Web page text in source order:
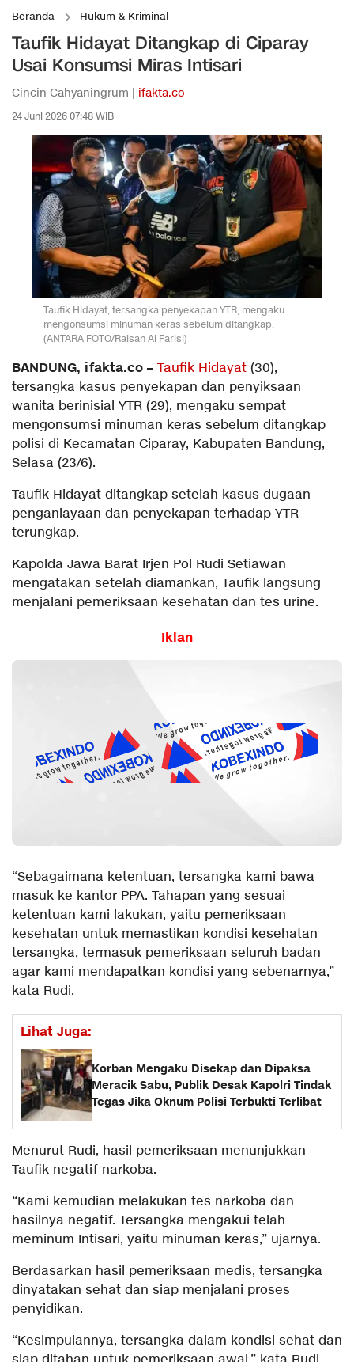
Beranda Hukum & Kriminal
Taufik Hidayat Ditangkap di Ciparay
Usai Konsumsi Miras Intisari
Cincin Cahyaningrum | ifakta.co
24 Juni 2026 07:48 WIB
Taufik Hidayat, tersangka penyekapan YTR, mengaku
mengonsumsi minuman keras sebelum ditangkap.
(ANTARA FOTO/Raisan Al Farisi)
BANDUNG, ifakta.co – Taufik Hidayat (30),
tersangka kasus penyekapan dan penyiksaan
wanita berinisial YTR (29), mengaku sempat
mengonsumsi minuman keras sebelum ditangkap
polisi di Kecamatan Ciparay, Kabupaten Bandung,
Selasa (23/6).
Taufik Hidayat ditangkap setelah kasus dugaan
penganiayaan dan penyekapan terhadap YTR
terungkap.
Kapolda Jawa Barat Irjen Pol Rudi Setiawan
mengatakan setelah diamankan, Taufik langsung
menjalani pemeriksaan kesehatan dan tes urine.
Iklan
“Sebagaimana ketentuan, tersangka kami bawa
masuk ke kantor PPA. Tahapan yang sesuai
ketentuan kami lakukan, yaitu pemeriksaan
kesehatan untuk memastikan kondisi kesehatan
tersangka, termasuk pemeriksaan seluruh badan
agar kami mendapatkan kondisi yang sebenarnya,”
kata Rudi.
Lihat Juga:
Korban Mengaku Disekap dan Dipaksa
Meracik Sabu, Publik Desak Kapolri Tindak
Tegas Jika Oknum Polisi Terbukti Terlibat
Menurut Rudi, hasil pemeriksaan menunjukkan
Taufik negatif narkoba.
“Kami kemudian melakukan tes narkoba dan
hasilnya negatif. Tersangka mengakui telah
meminum Intisari, yaitu minuman keras,” ujarnya.
Berdasarkan hasil pemeriksaan medis, tersangka
dinyatakan sehat dan siap menjalani proses
penyidikan.
“Kesimpulannya, tersangka dalam kondisi sehat dan